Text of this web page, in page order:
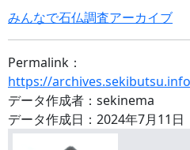
みんなで石仏調査アーカイブ
Permalink：
https://
データ作成者：sekinema
データ作成日：2024年7月11日